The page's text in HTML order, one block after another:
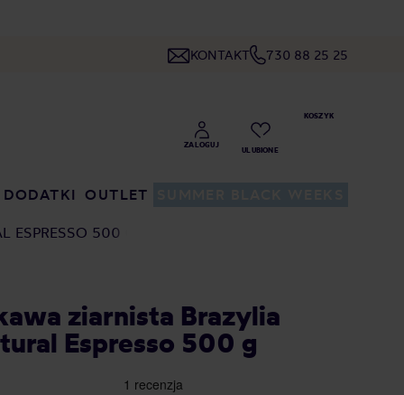
KONTAKT 730 88 25 25
DODATKI OUTLET
ESPRESSO 500 G
ziarnista Brazylia
Espresso 500 g